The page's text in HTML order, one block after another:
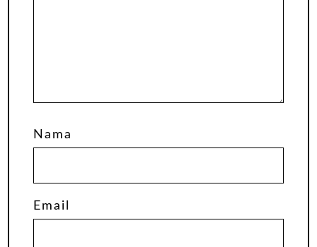
Nama
Email